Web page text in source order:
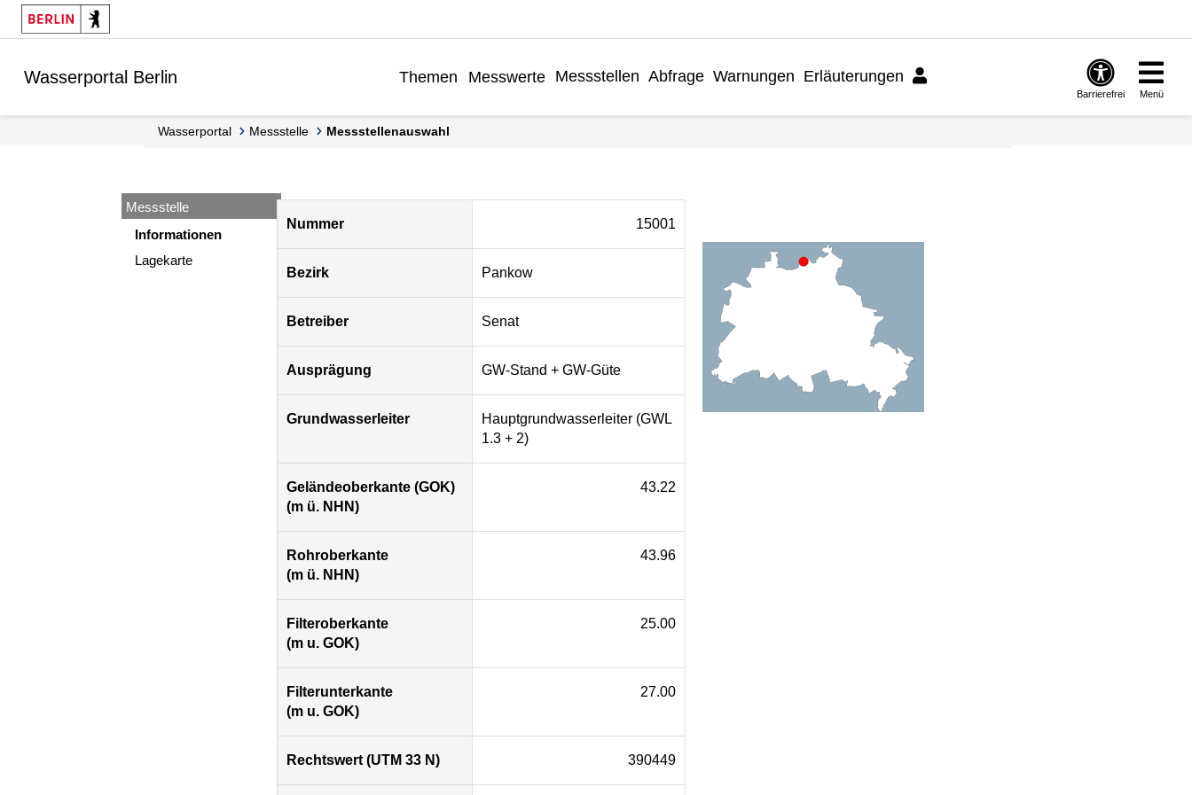
Springe zur Navigation
Springe zum Inhalt
Wasserportal Berlin Themen Messwerte Messstellen Abfrage Warnungen Erläuterungen
Barrierefrei Menü
Wasserportal Messstelle Messstellenauswahl
Messstelle
Informationen
Lagekarte
Berlin
Nummer 15001
Bezirk Pankow
Betreiber Senat
Ausprägung GW-Stand + GW-Güte
Grundwasserleiter
Hauptgrundwasserleiter (GWL
1.3 + 2)
Geländeoberkante (GOK)
(m ü. NHN)
43.22
Rohroberkante
(m ü. NHN)
43.96
Filteroberkante
(m u. GOK)
25.00
Filterunterkante
(m u. GOK)
27.00
Rechtswert (UTM 33 N) 390449